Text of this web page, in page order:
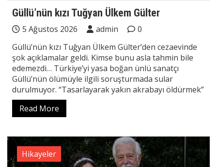
Güllü’nün kızı Tuğyan Ülkem Gülter
5 Ağustos 2026 admin
0
Güllü’nün kızı Tuğyan Ülkem Gülter’den cezaevinde
şok açıklamalar geldi. Kimse bunu asla tahmin bile
edemezdi… Türkiye’yi yasa boğan ünlü sanatçı
Güllü’nün ölümüyle ilgili soruşturmada sular
durulmuyor. “Tasarlayarak yakın akrabayı öldürmek”
Read More
Hikayeler